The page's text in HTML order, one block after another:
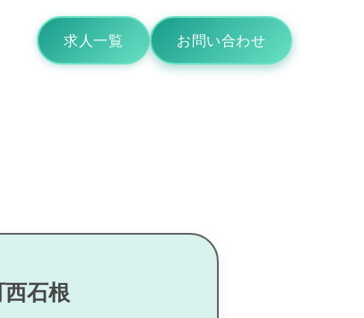
求人一覧 お問い合わせ
石根